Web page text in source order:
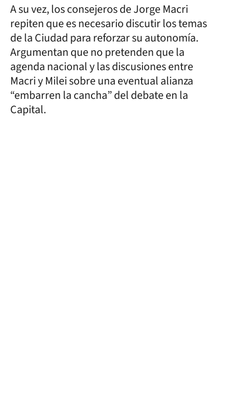
A su vez, los consejeros de Jorge Macri
repiten que es necesario discutir los temas
de la Ciudad para reforzar su autonomía.
Argumentan que no pretenden que la
agenda nacional y las discusiones entre
Macri y Milei sobre una eventual alianza
“embarren la cancha” del debate en la
Capital.